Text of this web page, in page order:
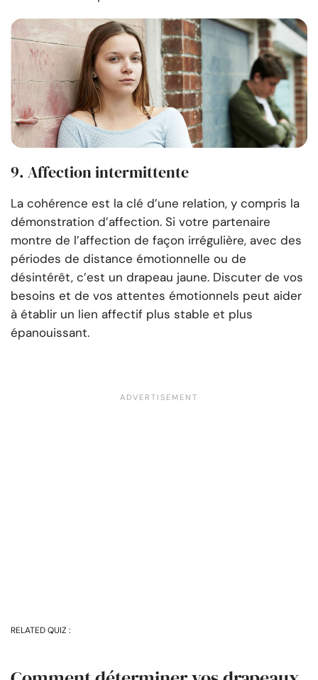
9. Affection intermittente
La cohérence est la clé d’une relation, y compris la
démonstration d’affection. Si votre partenaire
montre de l’affection de façon irrégulière, avec des
périodes de distance émotionnelle ou de
désintérêt, c’est un drapeau jaune. Discuter de vos
besoins et de vos attentes émotionnels peut aider
à établir un lien affectif plus stable et plus
épanouissant.
RELATED QUIZ :